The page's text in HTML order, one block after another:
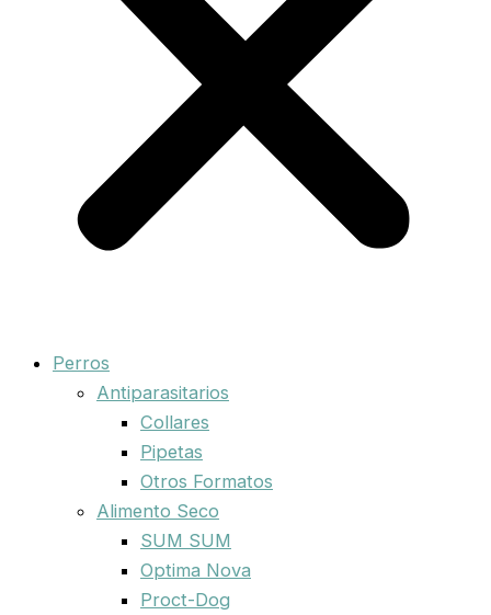
Perros
Antiparasitarios
Collares
Pipetas
Otros Formatos
Alimento Seco
SUM SUM
Optima Nova
Proct-Dog